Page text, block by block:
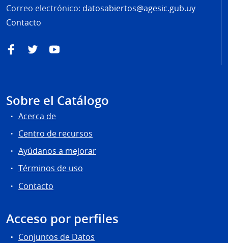
Correo electrónico: datosabiertos@agesic.gub.uy
Contacto
FacebookTwitterYouTube
Sobre el Catálogo
Acerca de
Centro de recursos
Ayúdanos a mejorar
Términos de uso
Contacto
Acceso por perfiles
Conjuntos de Datos